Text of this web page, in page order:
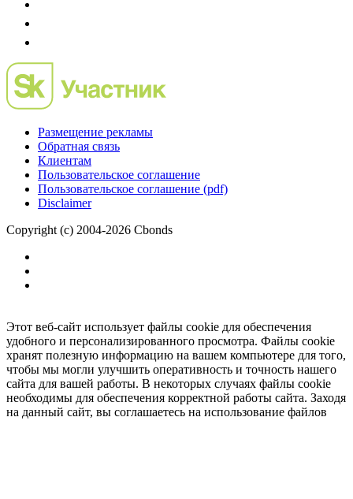
Размещение рекламы
Обратная связь
Клиентам
Пользовательское соглашение
Пользовательское соглашение (pdf)
Disclaimer
Copyright (c) 2004-2026 Cbonds
Этот веб-сайт использует файлы cookie для обеспечения
удобного и персонализированного просмотра. Файлы cookie
хранят полезную информацию на вашем компьютере для того,
чтобы мы могли улучшить оперативность и точность нашего
сайта для вашей работы. В некоторых случаях файлы cookie
необходимы для обеспечения корректной работы сайта. Заходя
на данный сайт, вы соглашаетесь на использование файлов